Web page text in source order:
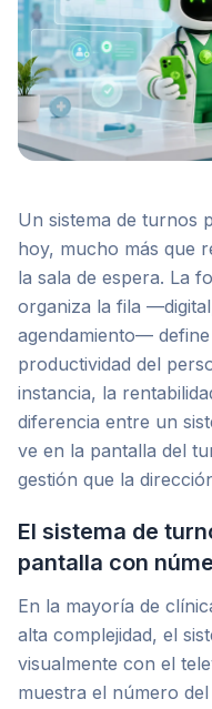
Un sistema de turnos
hoy, mucho más que
la sala de espera. La
organiza la fila
agendamiento—
productividad del
instancia, la
diferencia entre un
ve en la pantalla del
gestión que la
El sistema de
pantalla con
En la mayoría de
alta complejidad, el
visualmente con el
muestra el número